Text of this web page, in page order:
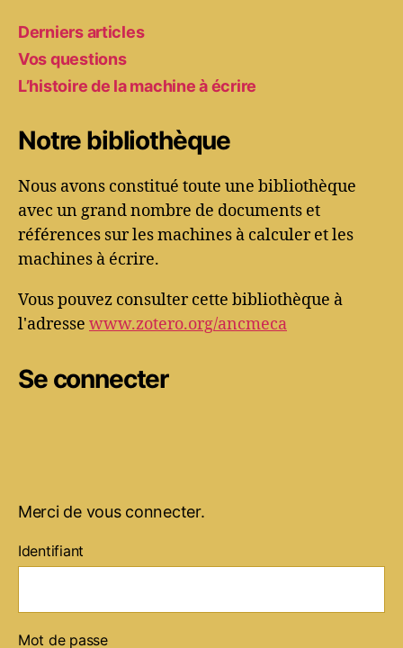
Derniers articles
Vos questions
L’histoire de la machine à écrire
Notre bibliothèque
Nous avons constitué toute une bibliothèque
avec un grand nombre de documents et
références sur les machines à calculer et les
machines à écrire.
Vous pouvez consulter cette bibliothèque à
l'adresse www.zotero.org/ancmeca
Se connecter
Merci de vous connecter.
Identifiant
Mot de passe